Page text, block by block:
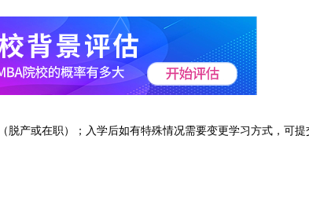
产或在职）；入学后如有特殊情况需要变更学习方式，可提